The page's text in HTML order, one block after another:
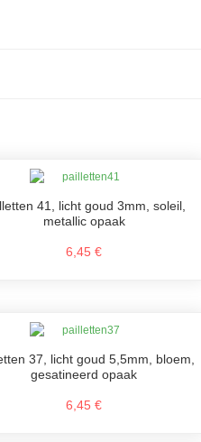
41, licht goud 3mm, soleil,
metallic opaak
6,45 €
37, licht goud 5,5mm, bloem,
gesatineerd opaak
6,45 €